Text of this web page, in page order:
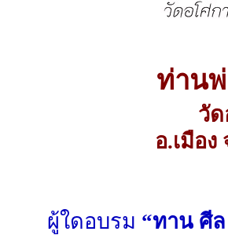
ท่าน
วั
อ.เมือ
ผู้ใดอบรม “ทาน ศี